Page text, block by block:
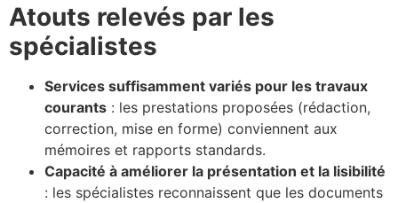
Atouts relevés par les
spécialistes
Services suffisamment variés pour les travaux
courants : les prestations proposées (rédaction,
correction, mise en forme) conviennent aux
mémoires et rapports standards.
Capacité à améliorer la présentation et la lisibilité
: les spécialistes reconnaissent que les documents